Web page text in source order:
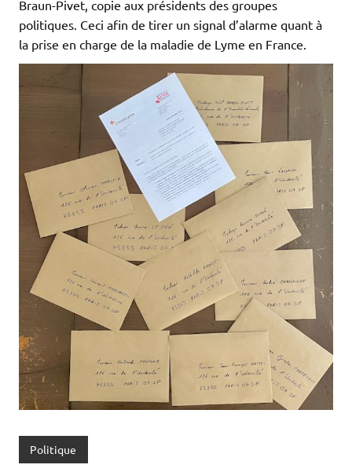
Braun-Pivet, copie aux présidents des groupes
politiques. Ceci afin de tirer un signal d’alarme quant à
la prise en charge de la maladie de Lyme en France.
Politique